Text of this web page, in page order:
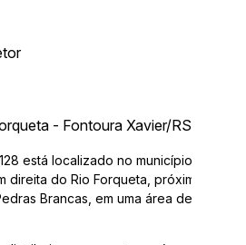
- Fontoura Xavier/RS
está localizado no município de
direita do Rio Forqueta, próximo da
Brancas, em uma área de fundo
Universitário | Lajeado/RS, Brasil |